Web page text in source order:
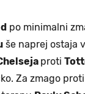
po minimalni
še naprej ostaja
proti
Za zmago